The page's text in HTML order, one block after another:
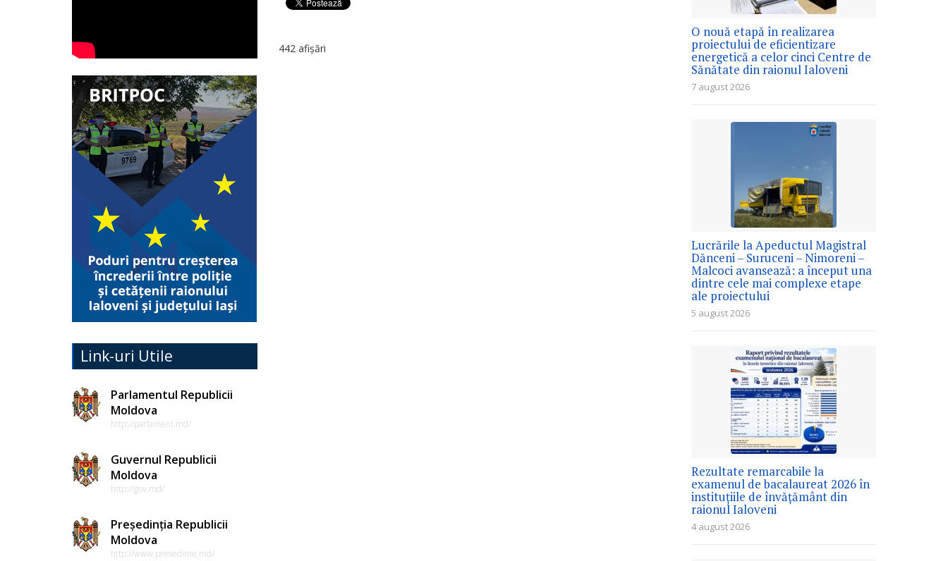
Link-uri Utile
Parlamentul Republicii
Moldova
http://parlament.md/
Guvernul Republicii
Moldova
http://gov.md/
Președinția Republicii
Moldova
http://www.presedinte.md/
442 afișări
O nouă etapă în realizarea
proiectului de eficientizare
energetică a celor cinci Centre de
Sănătate din raionul Ialoveni
7 august 2026
Lucrările la Apeductul Magistral
Dănceni – Suruceni – Nimoreni –
Malcoci avansează: a început una
dintre cele mai complexe etape
ale proiectului
5 august 2026
Rezultate remarcabile la
examenul de bacalaureat 2026 în
instituțiile de învățământ din
raionul Ialoveni
4 august 2026